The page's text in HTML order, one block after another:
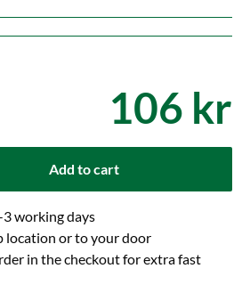
106 kr
Add to cart
working days
location or to your door
in the checkout for extra fast